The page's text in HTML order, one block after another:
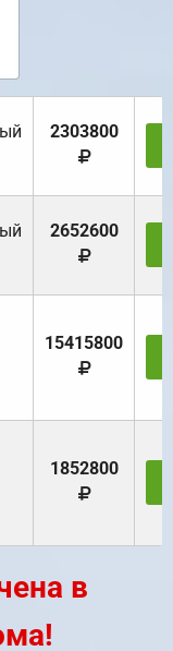
2303800
2652600
15415800
1852800
в